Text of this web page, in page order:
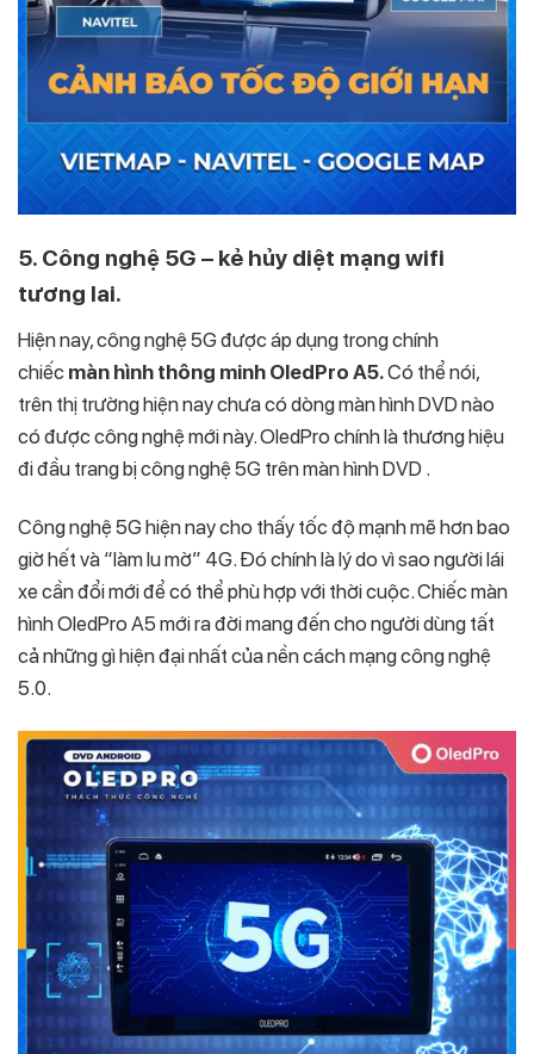
5. Công nghệ 5G – kẻ hủy diệt mạng wifi
tương lai.
Hiện nay, công nghệ 5G được áp dụng trong chính
chiếc màn hình thông minh OledPro A5.Có thể nói,
trên thị trường hiện nay chưa có dòng màn hình DVD nào
có được công nghệ mới này. OledPro chính là thương hiệu
đi đầu trang bị công nghệ 5G trên màn hình DVD .
Công nghệ 5G hiện nay cho thấy tốc độ mạnh mẽ hơn bao
giờ hết và “làm lu mờ” 4G. Đó chính là lý do vì sao người lái
xe cần đổi mới để có thể phù hợp với thời cuộc. Chiếc màn
hình OledPro A5 mới ra đời mang đến cho người dùng tất
cả những gì hiện đại nhất của nền cách mạng công nghệ
5.0.